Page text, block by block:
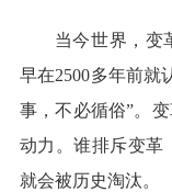
当今世界，变
早在2500多年前就
事，不必循俗”。
动力。谁排斥变革
就会被历史淘汰。